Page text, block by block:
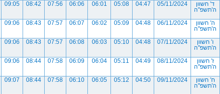
ד' חשוון
ה'תשפ"ה
05/11/2024
04:47
05:08
06:01
06:06
07:56
08:42
09:05
ה' חשוון
ה'תשפ"ה
06/11/2024
04:48
05:09
06:02
06:07
07:57
08:43
09:06
ו' חשוון
ה'תשפ"ה
07/11/2024
04:48
05:10
06:03
06:08
07:57
08:43
09:06
ז' חשוון
ה'תשפ"ה
08/11/2024
04:49
05:11
06:04
06:09
07:58
08:44
09:06
ח' חשוון
ה'תשפ"ה
09/11/2024
04:50
05:12
06:05
06:10
07:58
08:44
09:07